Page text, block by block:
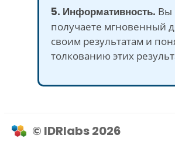
5. Информативность. Вы
получаете мгновенный
своим результатам и
толкованию этих
© IDRlabs 2026